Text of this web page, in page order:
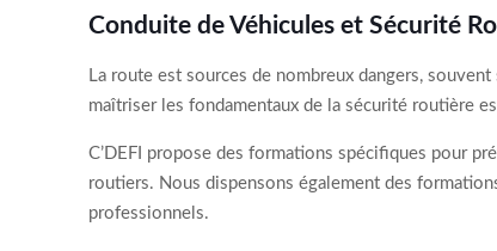
Conduite de Véhicules et Sécurité
La route est sources de nombreux dangers,
maîtriser les fondamentaux de la sécurité routière
C’DEFI propose des formations spécifiques pour
routiers. Nous dispensons également des
professionnels.